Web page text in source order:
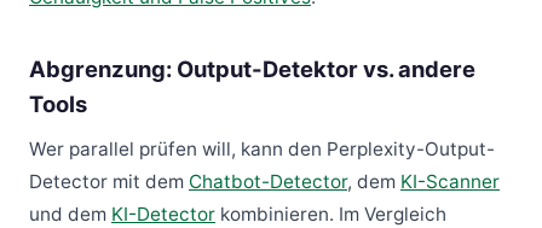
Abgrenzung: Output-Detektor vs. andere
Tools
Wer parallel prüfen will, kann den Perplexity-Output-
Detector mit dem Chatbot-Detector, dem KI-Scanner
und dem KI-Detector kombinieren. Im Vergleich